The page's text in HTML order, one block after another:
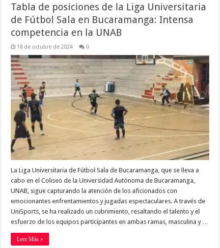
Tabla de posiciones de la Liga Universitaria
de Fútbol Sala en Bucaramanga: Intensa
competencia en la UNAB
18 de octubre de 2024 0
La Liga Universitaria de Fútbol Sala de Bucaramanga, que se lleva a
cabo en el Coliseo de la Universidad Autónoma de Bucaramanga,
UNAB, sigue capturando la atención de los aficionados con
emocionantes enfrentamientos y jugadas espectaculares. A través de
UniSports, se ha realizado un cubrimiento, resaltando el talento y el
esfuerzo de los equipos participantes en ambas ramas, masculina y …
Leer Más »